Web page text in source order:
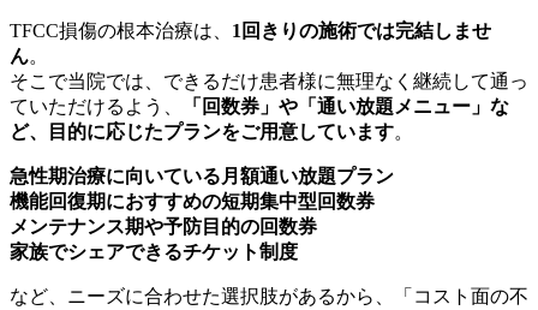
TFCC損傷の根本治療は、 1回きりの施術では完結しませ
ん。
そこで当院では、できるだけ患者様に無理なく継続して通っ
ていただけるよう、
「回数券」や「通い放題メニュー」な
ど、目的に応じたプランをご用意しています。
急性期治療に向いている月額通い放題プラン
機能回復期におすすめの短期集中型回数券
メンテナンス期や予防目的の回数券
家族でシェアできるチケット制度
など、ニーズに合わせた選択肢があるから、「コスト面の不